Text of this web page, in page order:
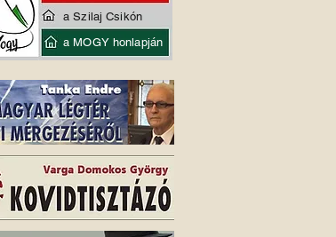
a Szilaj Csikón
a MOGY honlapján